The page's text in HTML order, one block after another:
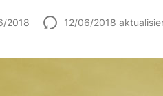
2018 12/06/2018